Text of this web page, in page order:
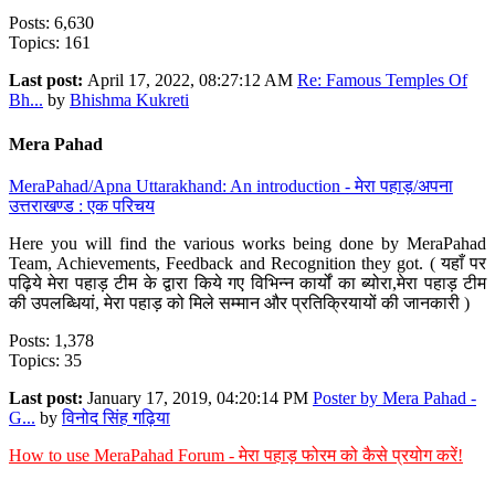
Posts: 6,630
Topics: 161
Last post: April 17, 2022, 08:27:12 AM Re: Famous Temples Of
Bh... by Bhishma Kukreti
Mera Pahad
MeraPahad/Apna Uttarakhand: An introduction - मेरा पहाड़/अपना
उत्तराखण्ड : एक परिचय
Here you will find the various works being done by MeraPahad
Team, Achievements, Feedback and Recognition they got. ( यहाँ पर
पढ़िये मेरा पहाड़ टीम के द्वारा किये गए विभिन्न कार्यों का ब्योरा,मेरा पहाड़ टीम
की उपलब्धियां, मेरा पहाड़ को मिले सम्मान और प्रतिक्रियायों की जानकारी )
Posts: 1,378
Topics: 35
Last post: January 17, 2019, 04:20:14 PM Poster by Mera Pahad -
G... byविनोद सिंह गढ़िया
How to use MeraPahad Forum - मेरा पहाड़ फोरम को कैसे प्रयोग करें!